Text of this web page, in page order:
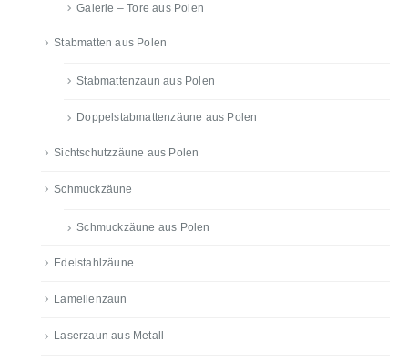
Galerie – Tore aus Polen
Stabmatten aus Polen
Stabmattenzaun aus Polen
Doppelstabmattenzäune aus Polen
Sichtschutzzäune aus Polen
Schmuckzäune
Schmuckzäune aus Polen
Edelstahlzäune
Lamellenzaun
Laserzaun aus Metall